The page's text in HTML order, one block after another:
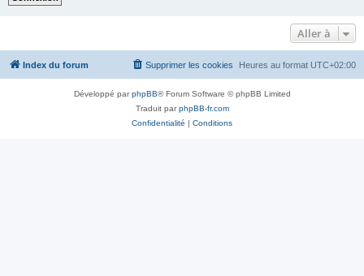
Aller à
Index du forum Heures au format UTC+02:00
Supprimer les cookies
Développé parphpBB® Forum Software © phpBB Limited
Traduit parphpBB-fr.com
Confidentialité | Conditions